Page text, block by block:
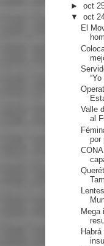
►oct
▼oct
El
Valle
al
por
Mega